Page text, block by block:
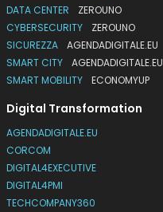
DATA CENTER
ZEROUNO
CYBERSECURITY
ZEROUNO
SICUREZZA
AGENDADIGITALE.EU
SMART CITY
AGENDADIGITALE.EU
SMART MOBILITY
ECONOMYUP
Digital Transformation
AGENDADIGITALE.EU
CORCOM
DIGITAL4EXECUTIVE
DIGITAL4PMI
TECHCOMPANY360